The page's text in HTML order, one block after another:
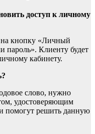
доступ к личному
кнопку «Личный
пароль». Клиенту будет
кабинету.
слово, нужно
удостоверяющим
помогут решить данную